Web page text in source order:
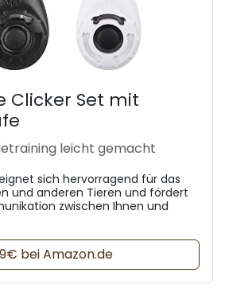
Clicker Set mit
leicht gemacht
sich hervorragend für das
und anderen Tieren und fördert
zwischen Ihnen und
bei Amazon.de